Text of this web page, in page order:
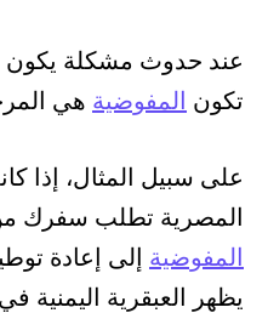
عند حدوث مشكلة يكون
تكون المفوضية هي
على سبيل المثال، إذا
المصرية تطلب سفرك
المفوضية إلى إعادة
يظهر العبقرية اليمنية